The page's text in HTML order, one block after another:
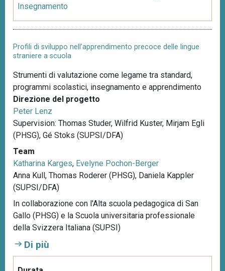
Insegnamento
Profili di sviluppo nell’apprendimento precoce delle lingue
straniere a scuola
Strumenti di valutazione come legame tra standard,
programmi scolastici, insegnamento e apprendimento
Direzione del progetto
Peter Lenz
Supervision: Thomas Studer, Wilfrid Kuster, Mirjam Egli
(PHSG), Gé Stoks (SUPSI/DFA)
Team
Katharina Karges, Evelyne Pochon-Berger
Anna Kull, Thomas Roderer (PHSG), Daniela Kappler
(SUPSI/DFA)
In collaborazione con l'Alta scuola pedagogica di San
Gallo (PHSG) e la Scuola universitaria professionale
della Svizzera Italiana (SUPSI)
Di più